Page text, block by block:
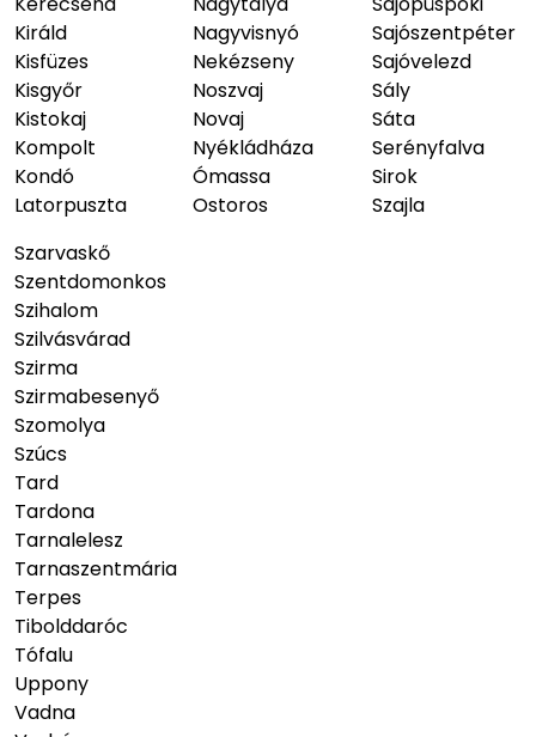
Királd
Kisfüzes
Kisgyőr
Kistokaj
Kompolt
Kondó
Latorpuszta
Nagyvisnyó
Nekézseny
Noszvaj
Novaj
Nyékládháza
Ómassa
Ostoros
Sajószentpéter
Sajóvelezd
Sály
Sáta
Serényfalva
Sirok
Szajla
Szarvaskő
Szentdomonkos
Szihalom
Szilvásvárad
Szirma
Szirmabesenyő
Szomolya
Szúcs
Tard
Tardona
Tarnalelesz
Tarnaszentmária
Terpes
Tibolddaróc
Tófalu
Uppony
Vadna